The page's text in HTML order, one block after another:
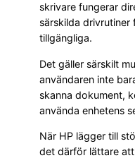
skrivare fungerar
särskilda drivrutiner
tillgängliga.
Det gäller särskilt
användaren inte
skanna dokument,
använda enhetens
När HP lägger till
det därför lättare